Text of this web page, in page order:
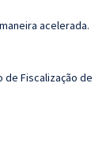
acelerada.
de Fiscalização de